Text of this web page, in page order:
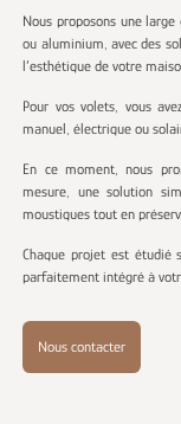
Nous proposons une
ou aluminium, avec des
l’esthétique de votre
Pour vos volets, vous
manuel, électrique ou
En ce moment, nous
mesure, une solution
moustiques tout en
Chaque projet est étudié
parfaitement intégré à
Nous contacter